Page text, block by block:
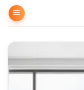
qua
dung